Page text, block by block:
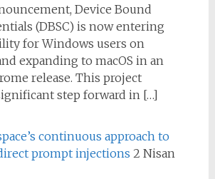
Device Bound
(DBSC) is now entering
for Windows users on
expanding to macOS in an
release. This project
step forward in […]
continuous approach to
prompt injections 2 Nisan